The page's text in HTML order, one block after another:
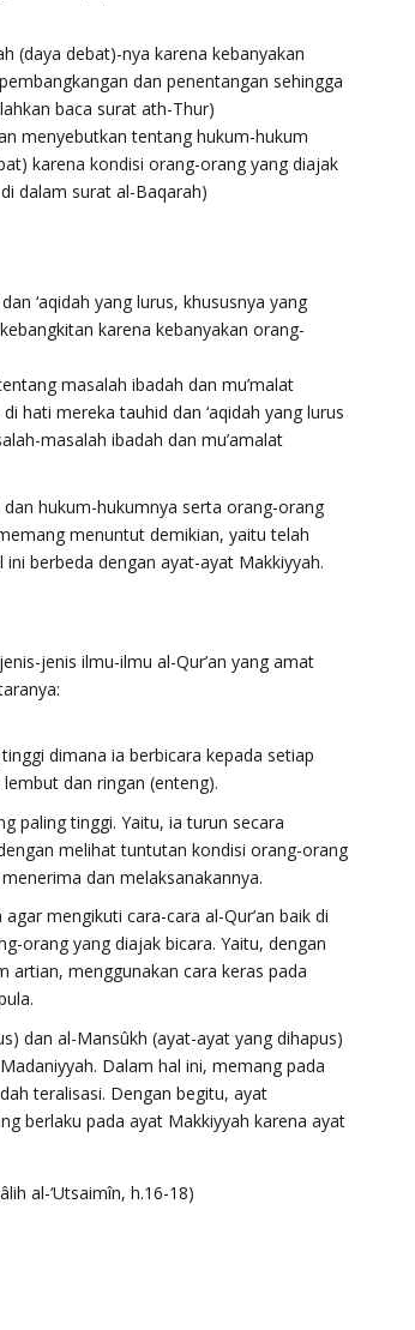
(daya debat)-nya karena kebanyakan
dan penentangan sehingga
baca surat ath-Thur)
menyebutkan tentang hukum-hukum
karena kondisi orang-orang yang diajak
dalam surat al-Baqarah)
‘aqidah yang lurus, khususnya yang
karena kebanyakan orang-
masalah ibadah dan mu’malat
hati mereka tauhid dan ‘aqidah yang lurus
masalah ibadah dan mu’amalat
hukum-hukumnya serta orang-orang
menuntut demikian, yaitu telah
berbeda dengan ayat-ayat Makkiyyah.
jenis ilmu-ilmu al-Qur’an yang amat
dimana ia berbicara kepada setiap
dan ringan (enteng).
paling tinggi. Yaitu, ia turun secara
melihat tuntutan kondisi orang-orang
dan melaksanakannya.
mengikuti cara-cara al-Qur’an baik di
orang yang diajak bicara. Yaitu, dengan
artian, menggunakan cara keras pada
dan al-Mansûkh (ayat-ayat yang dihapus)
Dalam hal ini, memang pada
teralisasi. Dengan begitu, ayat
berlaku pada ayat Makkiyyah karena ayat
al-‘Utsaimîn, h.16-18)